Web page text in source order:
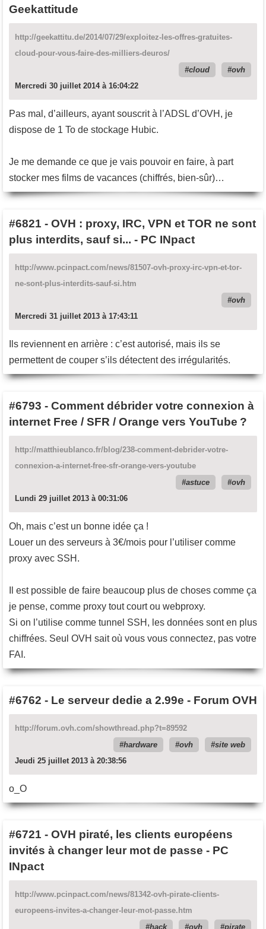
Geekattitude
http://geekattitu.de/2014/07/29/exploitez-les-offres-gratuites-
cloud-pour-vous-faire-des-milliers-deuros/
cloud
ovh
Mercredi 30 juillet 2014 à 16:04:22
Pas mal, d’ailleurs, ayant souscrit à l’ADSL d’OVH, je
dispose de 1 To de stockage Hubic.
Je me demande ce que je vais pouvoir en faire, à part
stocker mes films de vacances (chiffrés, bien-sûr)…
#6821 - OVH : proxy, IRC, VPN et TOR ne sont
plus interdits, sauf si... - PC INpact
http://www.pcinpact.com/news/81507-ovh-proxy-irc-vpn-et-tor-
ne-sont-plus-interdits-sauf-si.htm
ovh
Mercredi 31 juillet 2013 à 17:43:11
Ils reviennent en arrière : c’est autorisé, mais ils se
permettent de couper s’ils détectent des irrégularités.
#6793 - Comment débrider votre connexion à
internet Free / SFR / Orange vers YouTube ?
http://matthieublanco.fr/blog/238-comment-debrider-votre-
connexion-a-internet-free-sfr-orange-vers-youtube
astuce
ovh
Lundi 29 juillet 2013 à 00:31:06
Oh, mais c’est un bonne idée ça !
Louer un des serveurs à 3€/mois pour l’utiliser comme
proxy avec SSH.
Il est possible de faire beaucoup plus de choses comme ça
je pense, comme proxy tout court ou webproxy.
Si on l’utilise comme tunnel SSH, les données sont en plus
chiffrées. Seul OVH sait où vous vous connectez, pas votre
FAI.
#6762 - Le serveur dedie a 2.99e - Forum OVH
http://forum.ovh.com/showthread.php?t=89592
hardware
ovh
site web
Jeudi 25 juillet 2013 à 20:38:56
o_O
#6721 - OVH piraté, les clients européens
invités à changer leur mot de passe - PC
INpact
http://www.pcinpact.com/news/81342-ovh-pirate-clients-
europeens-invites-a-changer-leur-mot-passe.htm
hack
ovh pirate